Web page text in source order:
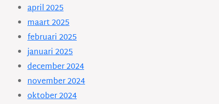
april 2025
maart 2025
februari 2025
januari 2025
december 2024
november 2024
oktober 2024